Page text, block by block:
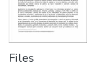
Files